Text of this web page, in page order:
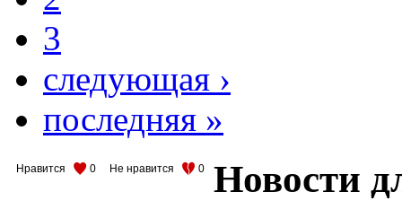
3
следующая ›
последняя »
Нравится 0 Не нравится 0 Новости